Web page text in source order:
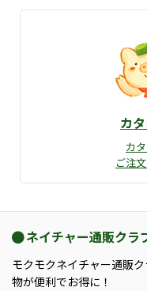
カ
カ
ご注
ネイチャー通販クラ
モクモクネイチャー通販
物が便利でお得に！